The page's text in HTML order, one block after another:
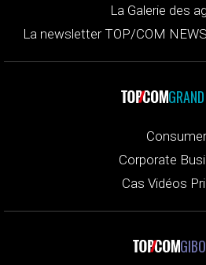
La Galerie des
La newsletter TOP/COM
Consumer
Corporate
Cas Vidéos